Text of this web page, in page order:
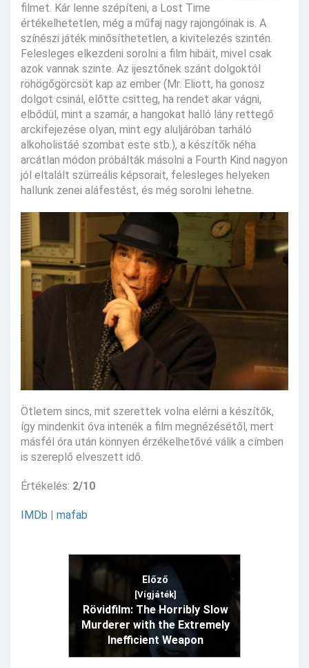
filmet. Kár lenne szépíteni, a Lost Time
értékelhetetlen, még a műfaj nagy rajongóinak is. A
színészi játék minősíthetetlen, a kivitelezés szintén.
Felesleges elkezdeni sorolni a film hibáit, mivel csak
azok vannak szinte. Az ijesztőnek szánt dolgoktól
röhögőgörcsöt kap az ember (Mr. Eliott, ha gonosz
dolgot csinál, előtte csitteg, ha rendet akar vágni,
elbődül, mint a szamár, a hangokat halló lány rettegő
arckifejezése olyan, mint egy aluljáróban tarháló
alkoholistáé szombat este stb.), a készítők néha
arcátlan módon próbálták másolni a Fourth Kind nagyon
jól eltalált szürreális képsorait, felesleges helyeken
hallunk zenei aláfestést, és még sorolni lehetne.
Ötletem sincs, mit szerettek volna elérni a készítők,
így mindenkit óva intenék a film megnézésétől, mert
másfél óra után könnyen érzékelhetővé válik a címben
is szereplő elveszett idő.
Értékelés: 2/10
IMDb | mafab
Előző
[Vígjáték]
Rövidfilm: The Horribly Slow
Murderer with the Extremely
Inefficient Weapon